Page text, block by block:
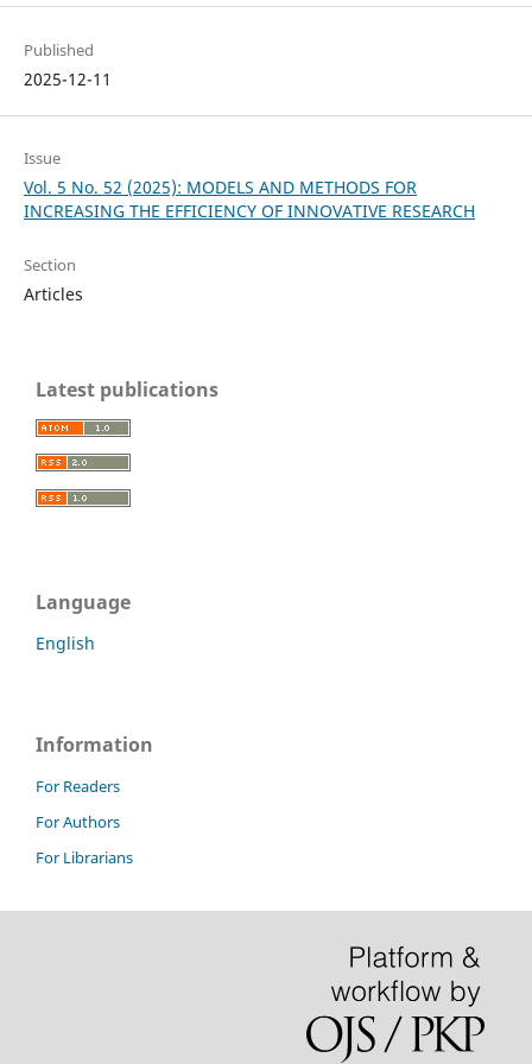
Published
2025-12-11
Issue
Vol. 5 No. 52 (2025): MODELS AND METHODS FOR
INCREASING THE EFFICIENCY OF INNOVATIVE RESEARCH
Section
Articles
Latest publications
Language
English
Information
For Readers
For Authors
For Librarians